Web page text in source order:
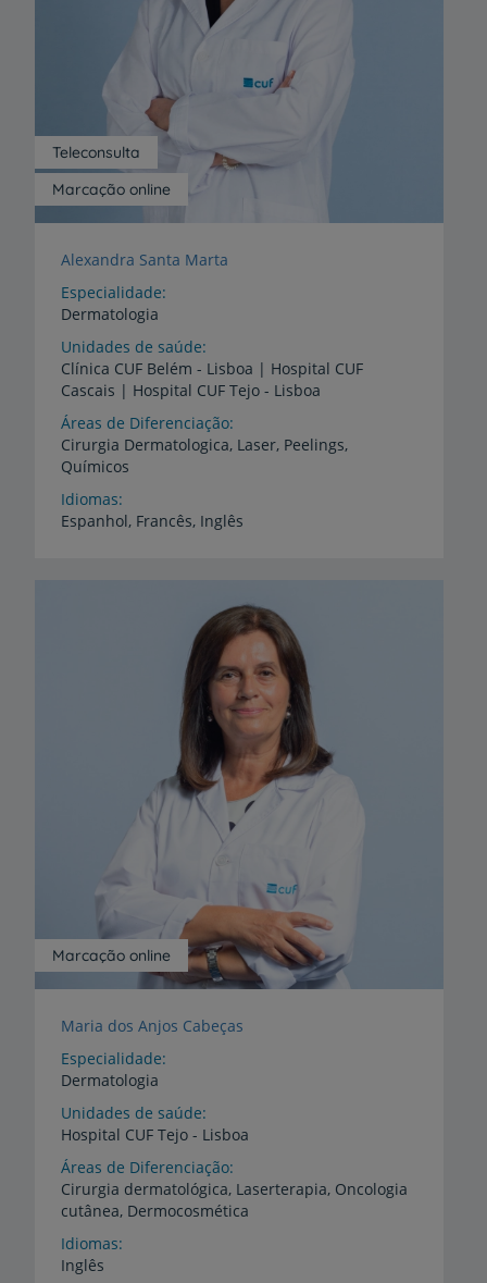
Marcação online
Teleconsulta
Alexandra Santa Marta
Especialidade
Dermatologia
Unidades de saúde
Clínica CUF Belém - Lisboa | Hospital CUF
Cascais | Hospital CUF Tejo - Lisboa
Áreas de Diferenciação
Cirurgia Dermatologica, Laser, Peelings,
Químicos
Idiomas
Espanhol, Francês, Inglês
Marcação online
Maria dos Anjos Cabeças
Especialidade
Dermatologia
Unidades de saúde
Hospital CUF Tejo - Lisboa
Áreas de Diferenciação
Cirurgia dermatológica, Laserterapia, Oncologia
cutânea, Dermocosmética
Idiomas
Inglês